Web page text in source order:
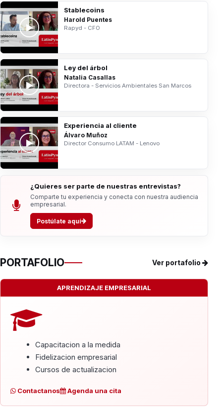
Stablecoins
Harold Puentes
Rapyd - CFO
Ley del árbol
Natalia Casallas
Directora - Servicios Ambientales San Marcos
Experiencia al cliente
Álvaro Muñoz
Director Consumo LATAM - Lenovo
¿Quieres ser parte de nuestras entrevistas?
Comparte tu experiencia y conecta con nuestra audiencia
empresarial.
Postúlate aquí
PORTAFOLIO Ver portafolio
APRENDIZAJE EMPRESARIAL
Capacitacion a la medida
Fidelizacion empresarial
Cursos de actualizacion
Contactanos Agenda una cita